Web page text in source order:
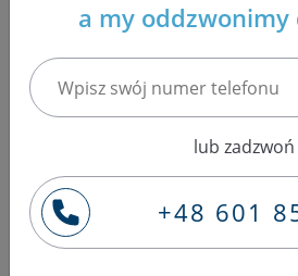
Diagnostyka i
pompy Bosch w
PC200-8M0 /
W koparkach Komatsu PC200-
8M0 z silnikiem 6.7 l, 103–110
wysokiego ciśnienia Bosch CP3S3
odpowiada za stabilną pracę
a my oddzwonimy
lub zadzwoń
+48 601